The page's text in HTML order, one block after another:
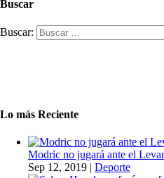
Buscar
Buscar:
Lo más Reciente
Modric no jugará ante el
Sep 12, 2019 | Deporte